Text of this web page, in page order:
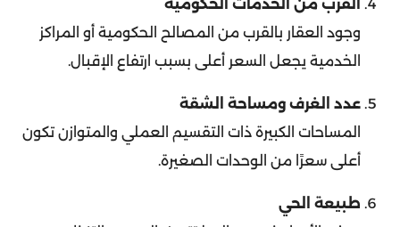
وجود العقار بالقرب من المصالح الحكومية أو المراكز
الخدمية يجعل السعر أعلى بسبب ارتفاع الإقبال.
المساحات الكبيرة ذات التقسيم العملي والمتوازن تكون
أعلى سعرًا من الوحدات الصغيرة.
بعض الأحياء في سمالوط تتميز بالهدوء والتنظيم